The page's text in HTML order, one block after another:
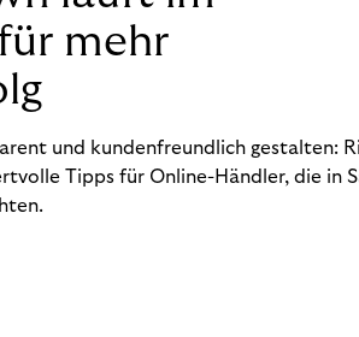
mehr
und kundenfreundlich gestalten:
Tipps für Online-Händler, die in